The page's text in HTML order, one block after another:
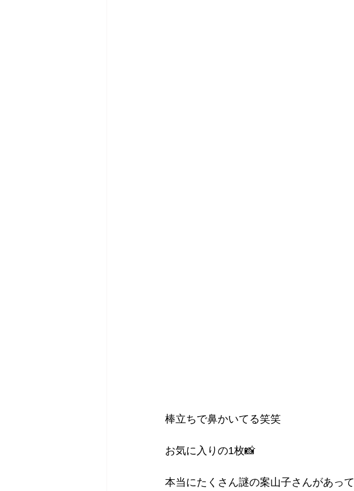
棒立ちで鼻かいてる笑笑
お気に入りの1枚📸
本当にたくさん謎の案山子さんがあって